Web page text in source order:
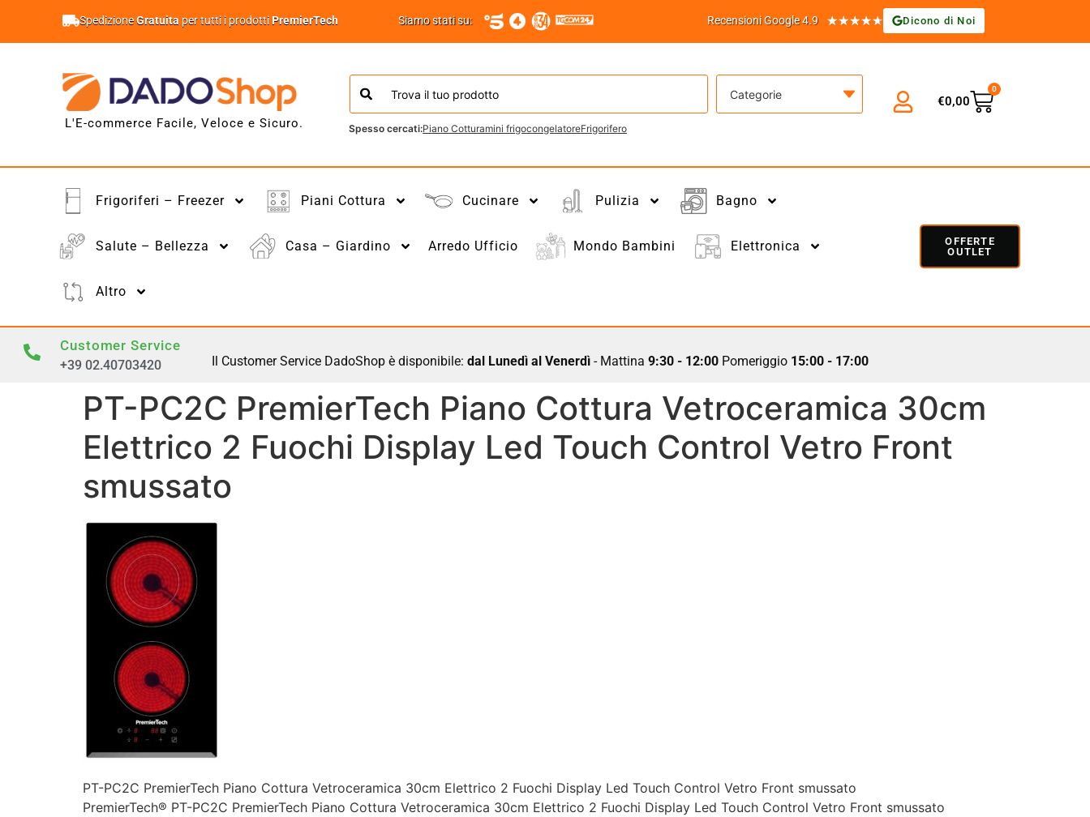
SpedizioneGratuita per tutti i prodottiPremierTech Siamo stati su: Recensioni Google 4.9 ★★★★★ Dicono di Noi
L'E-commerce Facile, Veloce e Sicuro.
Categorie
Spesso cercati:Piano Cotturamini frigocongelatoreFrigorifero
€0,00
0
Frigoriferi – Freezer Piani Cottura Cucinare Pulizia Bagno
Salute – Bellezza Casa – Giardino Arredo Ufficio Mondo Bambini Elettronica
Altro
OFFERTE
OUTLET
Customer Service
+39 02.40703420 Il Customer Service DadoShop è disponibile: dal Lunedì al Venerdì- Mattina 9:30 - 12:00Pomeriggio 15:00 - 17:00
PT-PC2C PremierTech Piano Cottura Vetroceramica 30cm
Elettrico 2 Fuochi Display Led Touch Control Vetro Front
smussato
PT-PC2C PremierTech Piano Cottura Vetroceramica 30cm Elettrico 2 Fuochi Display Led Touch Control Vetro Front smussato
PremierTech® PT-PC2C PremierTech Piano Cottura Vetroceramica 30cm Elettrico 2 Fuochi Display Led Touch Control Vetro Front smussato